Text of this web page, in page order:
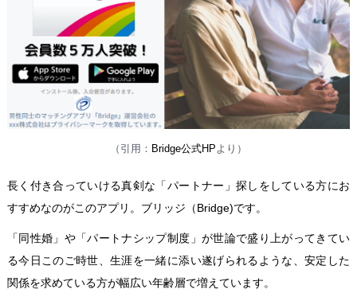
（引用： Bridge公式HPより）
長く付き合っていける真剣な「パートナー」探しをしている方にお
すすめなのがこのアプリ。ブリッジ（Bridge)です。
「同性婚」や「パートナシップ制度」が世論で盛り上がってきてい
る今日このご時世、生涯を一緒に添い遂げられるような、安定した
関係を求めている方が幅広い年齢層で増えています。